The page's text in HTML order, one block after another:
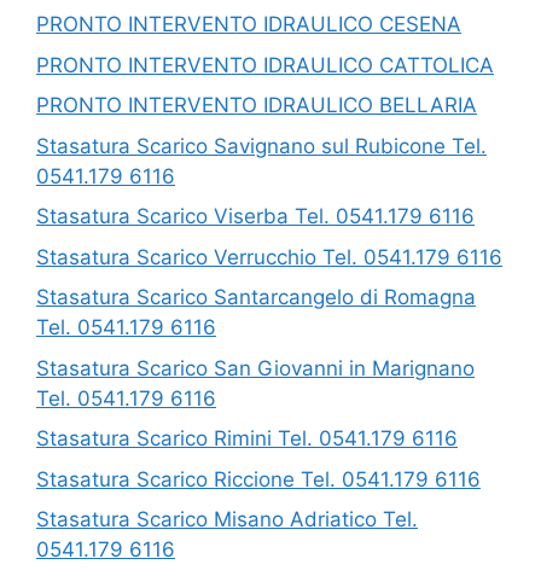
PRONTO INTERVENTO IDRAULICO CESENA
PRONTO INTERVENTO IDRAULICO CATTOLICA
PRONTO INTERVENTO IDRAULICO BELLARIA
Stasatura Scarico Savignano sul Rubicone Tel.
0541.179 6116
Stasatura Scarico Viserba Tel. 0541.179 6116
Stasatura Scarico Verrucchio Tel. 0541.179 6116
Stasatura Scarico Santarcangelo di Romagna
Tel. 0541.179 6116
Stasatura Scarico San Giovanni in Marignano
Tel. 0541.179 6116
Stasatura Scarico Rimini Tel. 0541.179 6116
Stasatura Scarico Riccione Tel. 0541.179 6116
Stasatura Scarico Misano Adriatico Tel.
0541.179 6116